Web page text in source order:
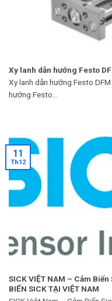
Xy lanh dẫn hướng Festo
Xy lanh dẫn hướng Festo
hướng Festo...
SICK VIỆT NAM – Cảm
BIẾN SICK TẠI VIỆT NAM
11
Th12